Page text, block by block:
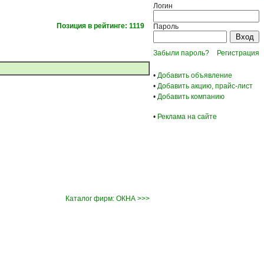
Позиция в рейтинге: 1119
Логин
Пароль
Забыли пароль? Регистрация
• Добавить объявление
• Добавить акцию, прайс-лист
• Добавить компанию
• Реклама на сайте
Каталог фирм: ОКНА >>>